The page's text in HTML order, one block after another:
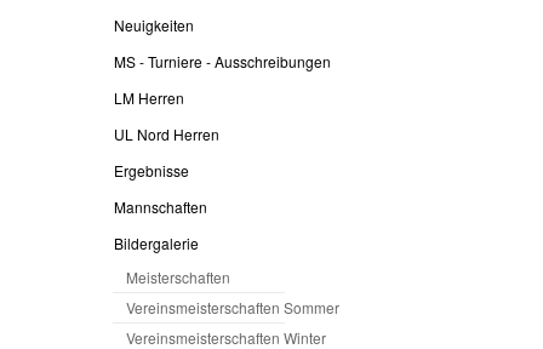
Neuigkeiten
MS - Turniere - Ausschreibungen
LM Herren
UL Nord Herren
Ergebnisse
Mannschaften
Bildergalerie
Meisterschaften
Vereinsmeisterschaften Sommer
Vereinsmeisterschaften Winter